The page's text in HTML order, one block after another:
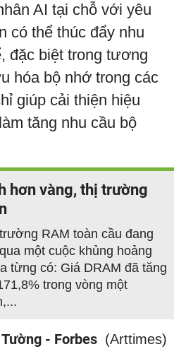
AI tại chỗ với yêu
có thể thúc đẩy nhu
đặc biệt trong tương
hóa bộ nhớ trong các
giúp cải thiện hiệu
tăng nhu cầu bộ
hơn vàng, thị trường
RAM toàn cầu đang
một cuộc khủng hoảng
từng có: Giá DRAM đã tăng
trong vòng một
- Forbes (Arttimes)